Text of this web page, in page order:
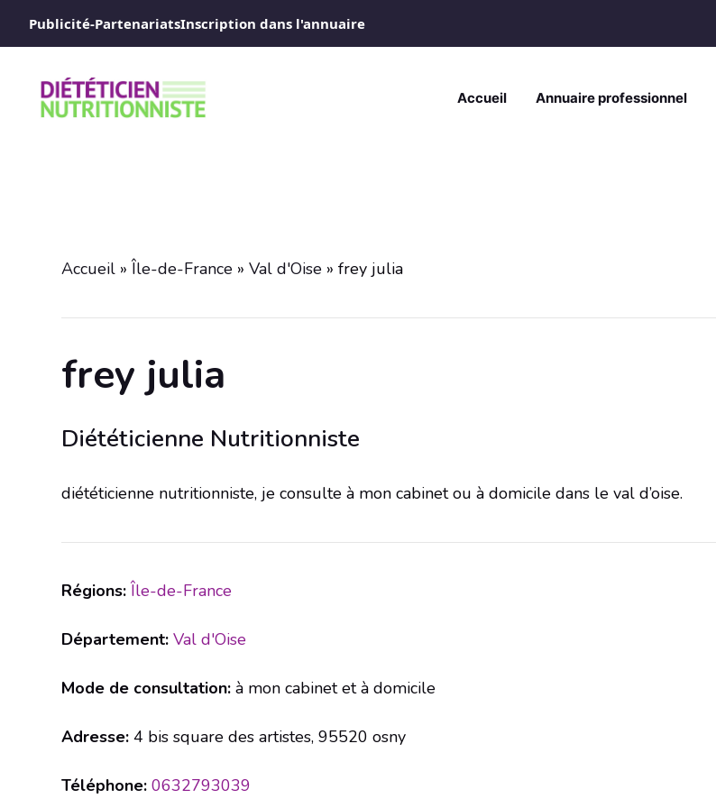
Publicité-PartenariatsInscription dans l'annuaire
Accueil Annuaire professionnel
Accueil » Île-de-France » Val d'Oise » frey julia
frey julia
Diététicienne Nutritionniste
diététicienne nutritionniste, je consulte à mon cabinet ou à domicile dans le val d’oise.
Régions: Île-de-France
Département: Val d'Oise
Mode de consultation: à mon cabinet et à domicile
Adresse: 4 bis square des artistes, 95520 osny
Téléphone: 0632793039